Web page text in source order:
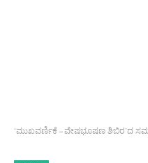
‘ಮುಖವರ್ಣಿಕೆ – ವೇಷಭೂಷಣ ಶಿಬಿರ’ದ